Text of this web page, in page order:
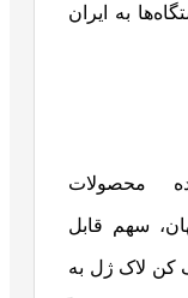
به ایران
محصولات
سهم قابل
کن لاک ژل به